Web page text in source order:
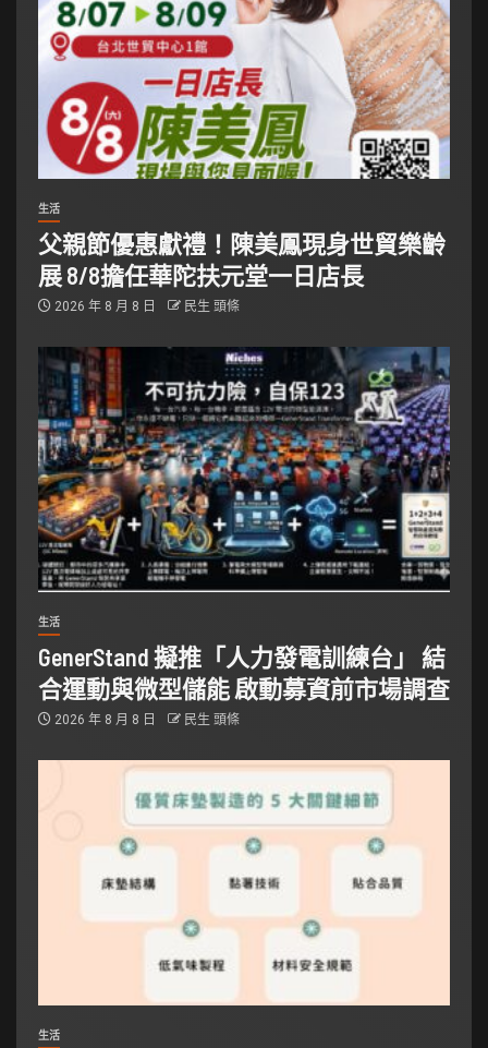
生活
父親節優惠獻禮！陳美鳳現身世貿樂齡
展 8/8擔任華陀扶元堂一日店長
2026 年 8 月 8 日 民生 頭條
生活
GenerStand 擬推「人力發電訓練台」 結
合運動與微型儲能 啟動募資前市場調查
2026 年 8 月 8 日 民生 頭條
生活